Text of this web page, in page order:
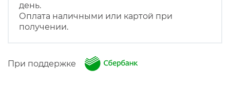
день.
Оплата наличными или картой при
получении.
При поддержке